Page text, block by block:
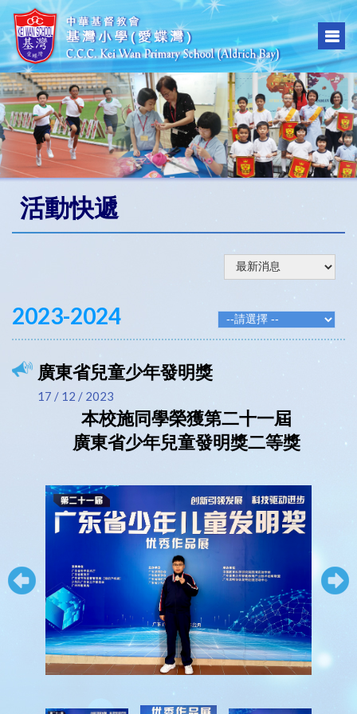
活動快遞
2023-2024
廣東省兒童少年發明獎
17 / 12 / 2023
本校施同學榮獲第二十一屆
廣東省少年兒童發明獎二等獎